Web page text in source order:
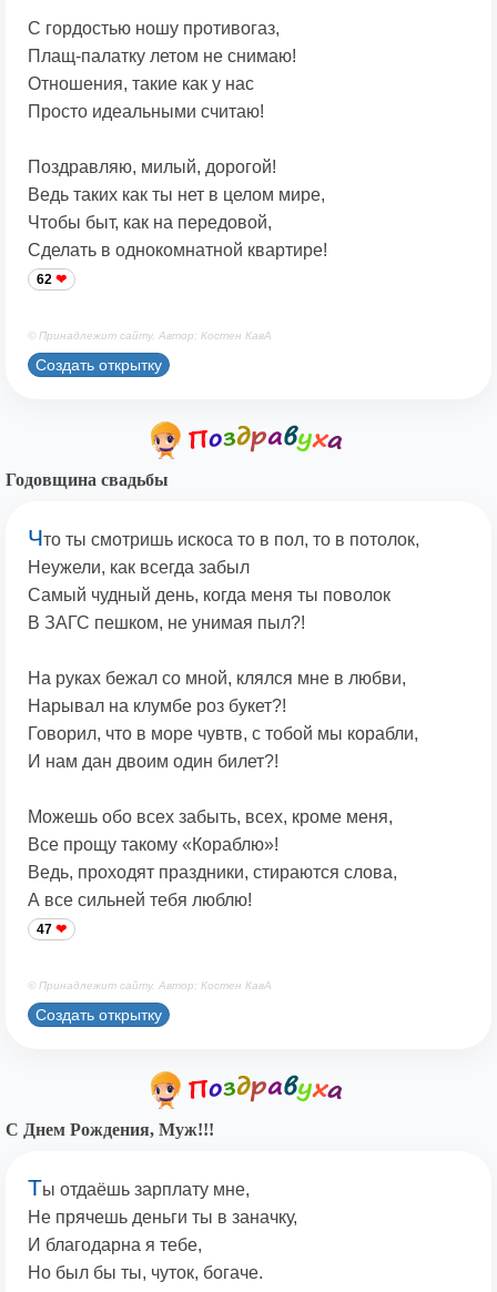
С гордостью ношу противогаз,
Плащ-палатку летом не снимаю!
Отношения, такие как у нас
Просто идеальными считаю!
Поздравляю, милый, дорогой!
Ведь таких как ты нет в целом мире,
Чтобы быт, как на передовой,
Сделать в однокомнатной квартире!
62
© Принадлежит сайту. Автор: Костен КавА
Создать открытку
Годовщина свадьбы
Что ты смотришь искоса то в пол, то в потолок,
Неужели, как всегда забыл
Самый чудный день, когда меня ты поволок
В ЗАГС пешком, не унимая пыл?!
На руках бежал со мной, клялся мне в любви,
Нарывал на клумбе роз букет?!
Говорил, что в море чувтв, с тобой мы корабли,
И нам дан двоим один билет?!
Можешь обо всех забыть, всех, кроме меня,
Все прощу такому «Кораблю»!
Ведь, проходят праздники, стираются слова,
А все сильней тебя люблю!
47
© Принадлежит сайту. Автор: Костен КавА
Создать открытку
С Днем Рождения, Муж!!!
Ты отдаёшь зарплату мне,
Не прячешь деньги ты в заначку,
И благодарна я тебе,
Но был бы ты, чуток, богаче.